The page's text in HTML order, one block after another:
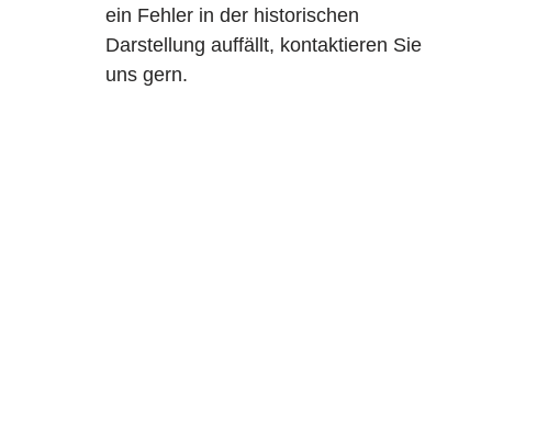
ein Fehler in der historischen
Darstellung auffällt, kontaktieren Sie
uns gern.